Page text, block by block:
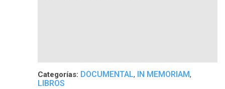
Categorías: DOCUMENTAL, IN MEMORIAM,
LIBROS